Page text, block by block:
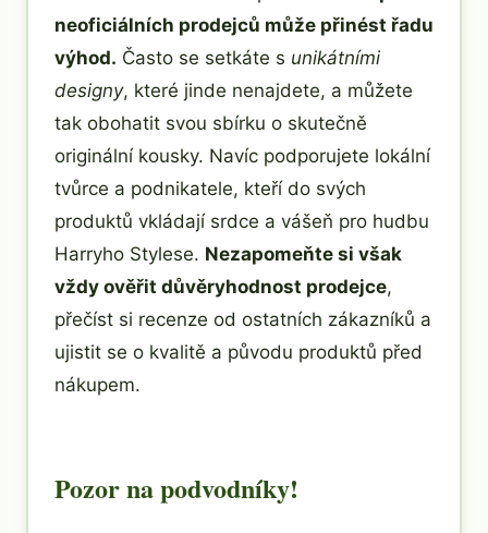
neoficiálních prodejců může přinést řadu
výhod. Často se setkáte s unikátními
designy, které jinde nenajdete, a můžete
tak obohatit svou sbírku o skutečně
originální kousky. Navíc podporujete lokální
tvůrce a podnikatele, kteří do svých
produktů vkládají srdce a vášeň pro hudbu
Harryho Stylese. Nezapomeňte si však
vždy ověřit důvěryhodnost prodejce,
přečíst si recenze od ostatních zákazníků a
ujistit se o kvalitě a původu produktů před
nákupem.
Pozor na podvodníky!